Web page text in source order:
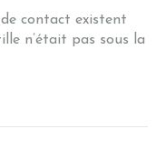
contact existent
n’était pas sous la
couvrait une